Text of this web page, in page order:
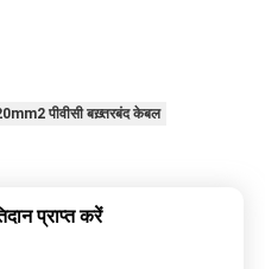
पीवीसी बख़्तरबंद केबल
प्राप्त करें